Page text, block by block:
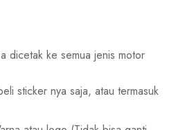
dicetak ke semua jenis motor
sticker nya saja, atau termasuk